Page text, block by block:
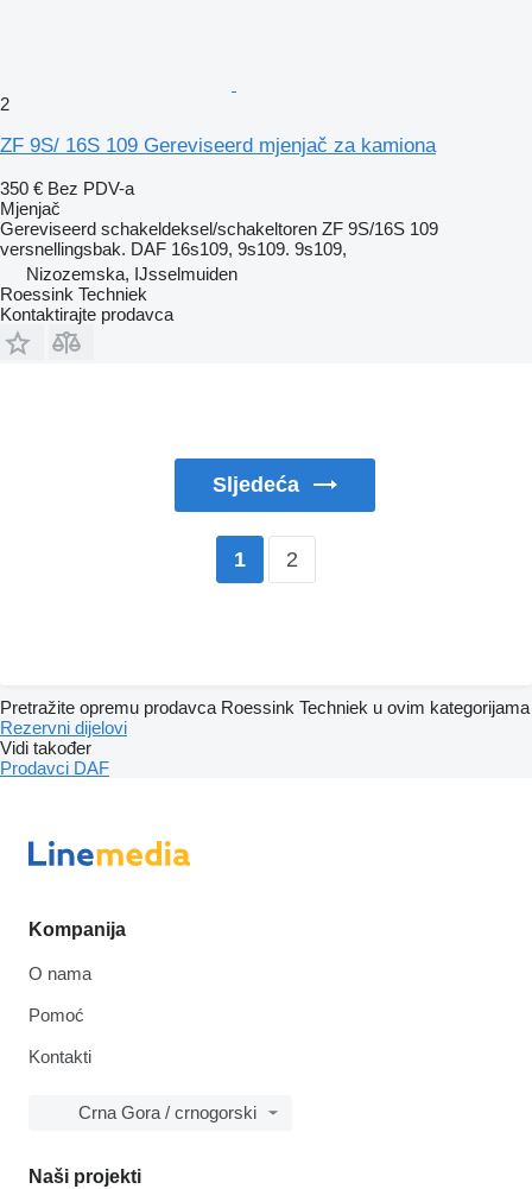
2
ZF 9S/ 16S 109 Gereviseerd mjenjač za kamiona
350 € Bez PDV-a
Mjenjač
Gereviseerd schakeldeksel/schakeltoren ZF 9S/16S 109
versnellingsbak. DAF 16s109, 9s109. 9s109,
Nizozemska, IJsselmuiden
Roessink Techniek
Kontaktirajte prodavca
Sljedeća
1 2
Pretražite opremu prodavca Roessink Techniek u ovim kategorijama
Rezervni dijelovi
Vidi također
Prodavci DAF
Kompanija
O nama
Pomoć
Kontakti
Crna Gora / crnogorski
Naši projekti